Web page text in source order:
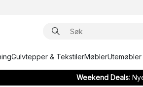
Gulvtepper & TekstilerMøblerUtemøbler
Weekend Deals: